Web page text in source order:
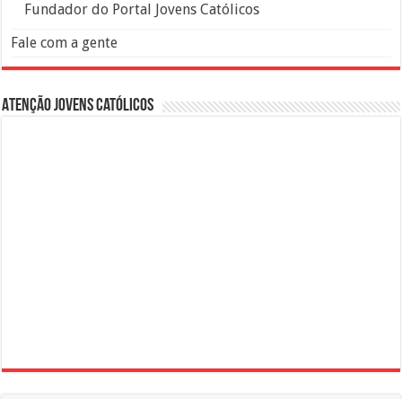
Fundador do Portal Jovens Católicos
Fale com a gente
Atenção Jovens Católicos